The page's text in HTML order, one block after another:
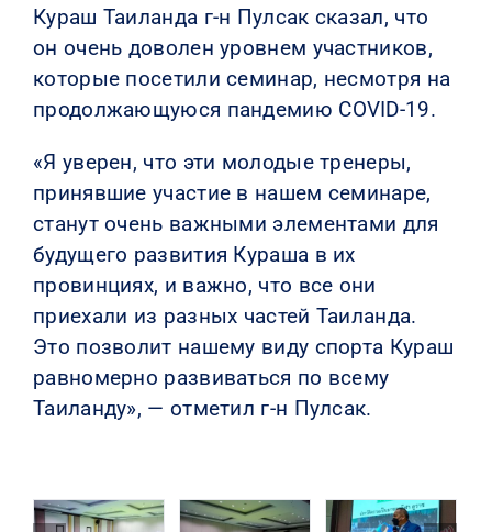
Кураш Таиланда г-н Пулсак сказал, что
он очень доволен уровнем участников,
которые посетили семинар, несмотря на
продолжающуюся пандемию COVID-19.
«Я уверен, что эти молодые тренеры,
принявшие участие в нашем семинаре,
станут очень важными элементами для
будущего развития Кураша в их
провинциях, и важно, что все они
приехали из разных частей Таиланда.
Это позволит нашему виду спорта Кураш
равномерно развиваться по всему
Таиланду», — отметил г-н Пулсак.